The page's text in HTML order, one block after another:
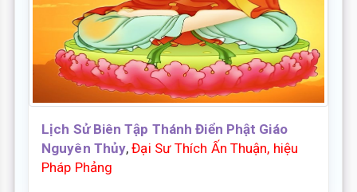
Lịch Sử Biên Tập Thánh Điển Phật Giáo
Nguyên Thủy,Đại Sư Thích Ấn Thuận, hiệu
Pháp Phảng